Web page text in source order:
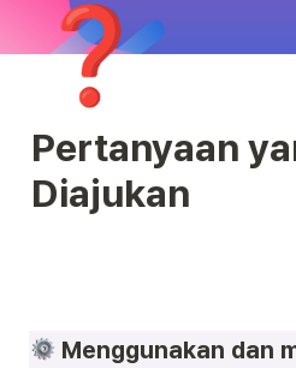
❓
Pertanyaan
Diajukan
Menggunakan dan